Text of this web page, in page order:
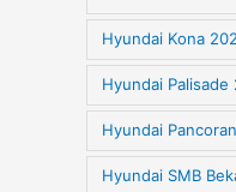
Hyundai Kona
Hyundai Palisade
Hyundai
Hyundai SMB